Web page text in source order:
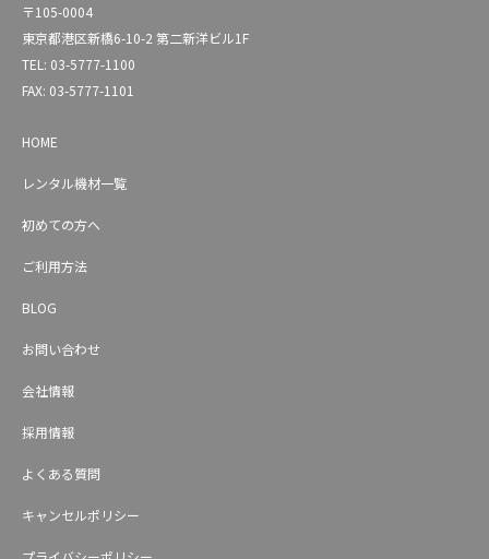
〒105-0004
東京都港区新橋6-10-2 第二新洋ビル1F
TEL: 03-5777-1100
FAX: 03-5777-1101
HOME
レンタル機材一覧
初めての方へ
ご利用方法
BLOG
お問い合わせ
会社情報
採用情報
よくある質問
キャンセルポリシー